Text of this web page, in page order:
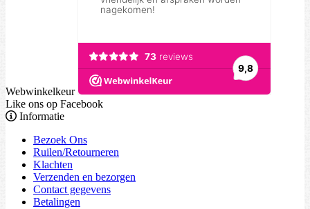
Webwinkelkeur
Like ons op Facebook
Informatie
Bezoek Ons
Ruilen/Retourneren
Klachten
Verzenden en bezorgen
Contact gegevens
Betalingen